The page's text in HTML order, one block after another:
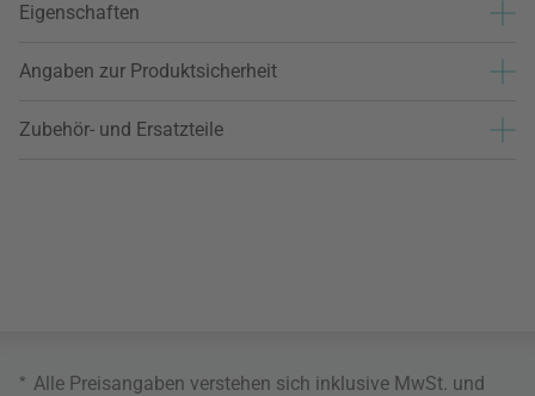
Eigenschaften
Angaben zur Produktsicherheit
Zubehör- und Ersatzteile
* Alle Preisangaben verstehen sich inklusive MwSt. und